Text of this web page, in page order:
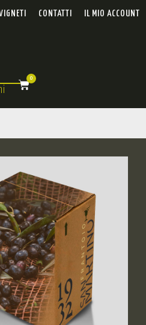
CONTATTI IL MIO ACCOUNT
0